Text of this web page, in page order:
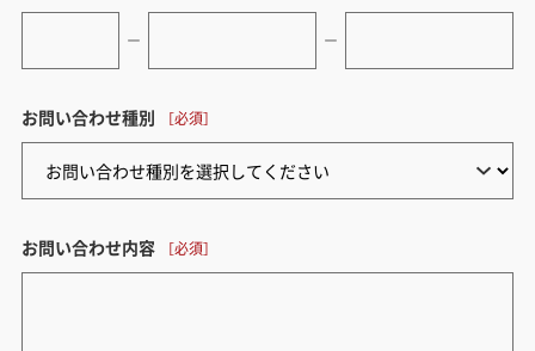
ー ー
お問い合わせ種別
お問い合わせ内容